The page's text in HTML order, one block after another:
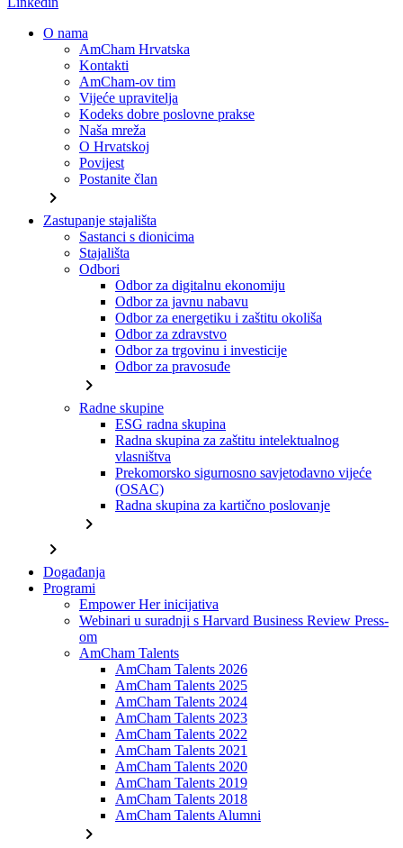
O nama
AmCham Hrvatska
Kontakti
AmCham-ov tim
Vijeće upravitelja
Kodeks dobre poslovne prakse
Naša mreža
O Hrvatskoj
Povijest
Postanite član
chevron_right
Zastupanje stajališta
Sastanci s dionicima
Stajališta
Odbori
Odbor za digitalnu ekonomiju
Odbor za javnu nabavu
Odbor za energetiku i zaštitu okoliša
Odbor za zdravstvo
Odbor za trgovinu i investicije
Odbor za pravosuđe
chevron_right
Radne skupine
ESG radna skupina
Radna skupina za zaštitu intelektualnog
vlasništva
Prekomorsko sigurnosno savjetodavno vijeće
(OSAC)
Radna skupina za kartično poslovanje
chevron_right
chevron_right
Događanja
Programi
Empower Her inicijativa
Webinari u suradnji s Harvard Business Review Press-
om
AmCham Talents
AmCham Talents 2026
AmCham Talents 2025
AmCham Talents 2024
AmCham Talents 2023
AmCham Talents 2022
AmCham Talents 2021
AmCham Talents 2020
AmCham Talents 2019
AmCham Talents 2018
AmCham Talents Alumni
chevron_right